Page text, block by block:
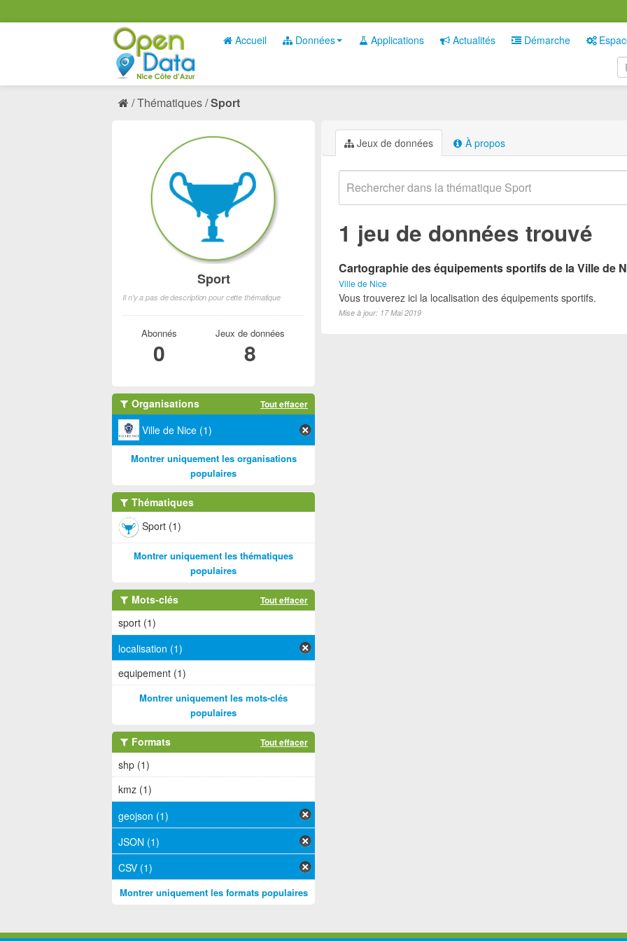
Accueil Données Applications Actualités Démarche
Thématiques Sport
Jeux de données À propos
1 jeu de données trouvé
Cartographie des équipements sportifs de la Ville de
Ville de Nice
Vous trouverez ici la localisation des équipements sportifs.
Mise à jour: 17 Mai 2019
Sport
Il n'y a pas de description pour cette thématique
Abonnés
0
Jeux de données
8
Organisations Tout effacer
Ville de Nice (1)
Montrer uniquement les organisations
populaires
Thématiques
Sport (1)
Montrer uniquement les thématiques
populaires
Mots-clés Tout effacer
sport (1)
localisation (1)
equipement (1)
Montrer uniquement les mots-clés
populaires
Formats Tout effacer
shp (1)
kmz (1)
geojson (1)
JSON (1)
CSV (1)
Montrer uniquement les formats populaires